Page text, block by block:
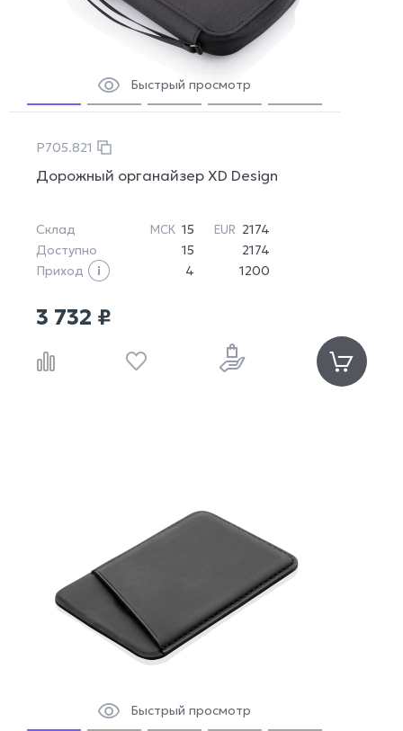
Быстрый просмотр
P705.821
Дорожный органайзер XD Design
Склад МСК 15 EUR 2174
Доступно
15
2174
Приход
4 1200
3 732 ₽
Быстрый просмотр